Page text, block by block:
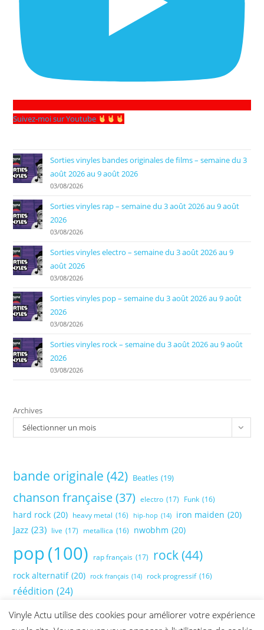
Suivez-moi sur Youtube
Sorties vinyles bandes originales de films – semaine du 3
août 2026 au 9 août 2026
03/08/2026
Sorties vinyles rap – semaine du 3 août 2026 au 9 août
2026
03/08/2026
Sorties vinyles electro – semaine du 3 août 2026 au 9
août 2026
03/08/2026
Sorties vinyles pop – semaine du 3 août 2026 au 9 août
2026
03/08/2026
Sorties vinyles rock – semaine du 3 août 2026 au 9 août
2026
03/08/2026
Archives
Sélectionner un mois
bande originale (42) Beatles (19)
chanson française (37) electro (17) Funk (16)
hard rock (20) heavy metal (16) hip-hop (14) iron maiden (20)
Jazz (23) live (17) metallica (16) nwobhm (20)
pop(100) rap français (17) rock(44)
rock alternatif (20) rock français (14) rock progressif (16)
réédition (24)
Vinyle Actu utilise des cookies pour améliorer votre expérience